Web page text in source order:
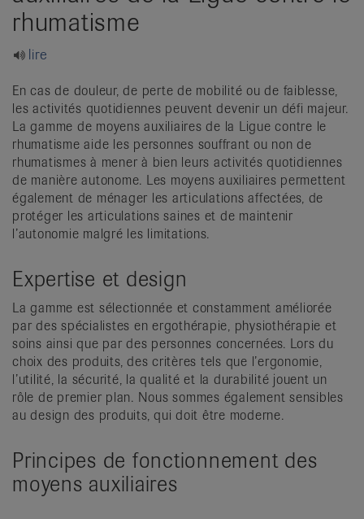
rhumatisme
lire
En cas de douleur, de perte de mobilité ou de faiblesse,
les activités quotidiennes peuvent devenir un défi majeur.
La gamme de moyens auxiliaires de la Ligue contre le
rhumatisme aide les personnes souffrant ou non de
rhumatismes à mener à bien leurs activités quotidiennes
de manière autonome. Les moyens auxiliaires permettent
également de ménager les articulations affectées, de
protéger les articulations saines et de maintenir
l’autonomie malgré les limitations.
Expertise et design
La gamme est sélectionnée et constamment améliorée
par des spécialistes en ergothérapie, physiothérapie et
soins ainsi que par des personnes concernées. Lors du
choix des produits, des critères tels que l’ergonomie,
l’utilité, la sécurité, la qualité et la durabilité jouent un
rôle de premier plan. Nous sommes également sensibles
au design des produits, qui doit être moderne.
Principes de fonctionnement des
moyens auxiliaires